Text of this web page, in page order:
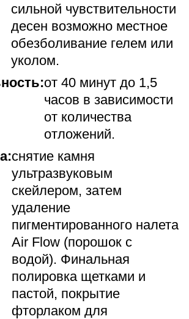
сильной чувствительности
десен возможно местное
обезболивание гелем или
уколом.
от 40 минут до 1,5
часов в зависимости
от количества
отложений.
снятие камня
ультразвуковым
скейлером, затем
удаление
пигментированного налета
Air Flow (порошок с
водой). Финальная
полировка щетками и
пастой, покрытие
фторлаком для